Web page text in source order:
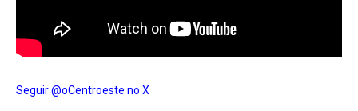
Seguir @oCentroeste no X